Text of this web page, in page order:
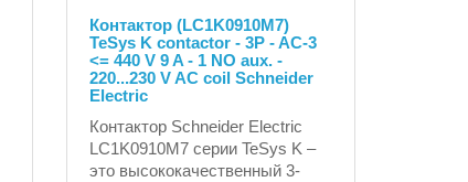
Контактор (LC1K0910M7)
TeSys K contactor - 3P - AC-3
<= 440 V 9 A - 1 NO aux. -
220...230 V AC coil Schneider
Electric
Контактор Schneider Electric
LC1K0910M7 серии TeSys K –
это высококачественный 3-